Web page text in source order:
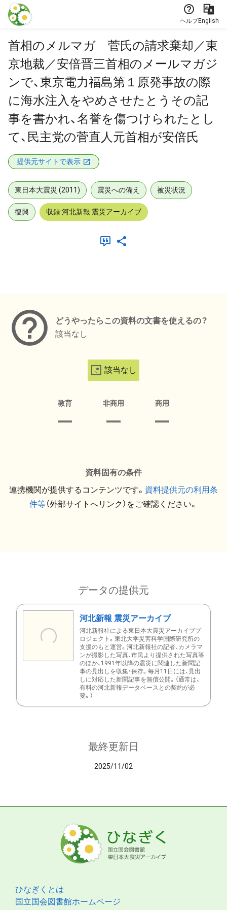
本文に飛ぶ
ヘルプEnglish
首相のメルマガ 菅氏の請求棄却／東
京地裁／安倍晋三首相のメールマガジ
ンで、東京電力福島第１原発事故の際
に海水注入をやめさせたとうその記
事を書かれ、名誉を傷つけられたとし
て、民主党の菅直人元首相が安倍氏
提供元サイトで表示
東日本大震災 (2011) 震災への備え 被災状況
復興 収録:河北新報 震災アーカイブ
どうやったらこの資料の文書を使えるの？
該当なし
該当なし
教育 非商用 商用
資料固有の条件
連携機関が提供するコンテンツです。 資料提供元の利用条
件等（外部サイトへリンク）をご確認ください。
データの提供元
河北新報 震災アーカイブ
河北新報社による東日本大震災アーカイブプ
ロジェクト。東北大学災害科学国際研究所の
支援のもと運営。河北新報社の記者、カメラマ
ンが撮影した写真、市民より提供された写真等
のほか、1991年以降の震災に関連した新聞記
事の見出しを収集・保存。毎月11日には、見出
しに対応した新聞記事を無償公開。（通常は、
有料の河北新報データベースとの契約が必
要。）
最終更新日
2025/11/02
ひなぎくとは
国立国会図書館ホームページ